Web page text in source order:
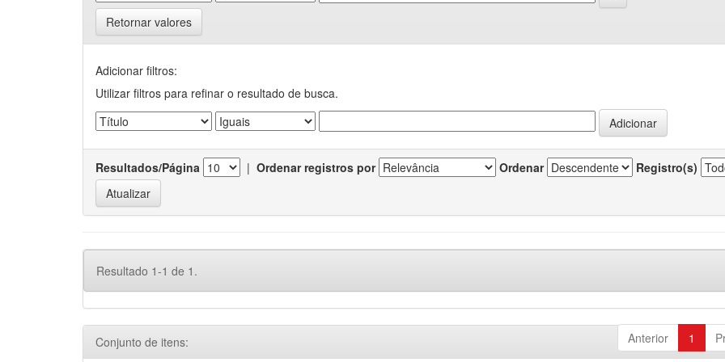
Retornar valores
Adicionar filtros:
Utilizar filtros para refinar o resultado de busca.
Resultados/Página | Ordenar registros por Ordenar Registro(s)
Resultado 1-1 de 1.
Anterior 1
Conjunto de itens: